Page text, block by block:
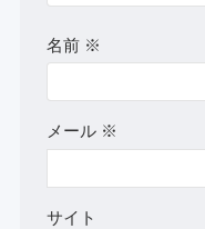
名前 ※
メール ※
サイト